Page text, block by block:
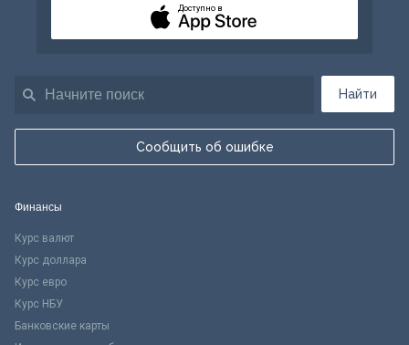
Найти
Сообщить об ошибке
Доступно в
Финансы
Курс валют
Курс доллара
Курс евро
Курс НБУ
Банковские карты